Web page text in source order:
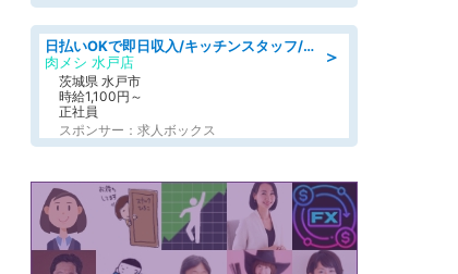
＞
日払いOKで即日収入/キッチンスタッフ/「原付免許必須」デリバリー業務など、自己成長可能な幅広い仕事に挑戦!髪型自由&ピアス・ネイルOK/茨城県/水戸市
肉メシ 水戸店
茨城県 水戸市
時給1,100円～
正社員
スポンサー：求人ボックス